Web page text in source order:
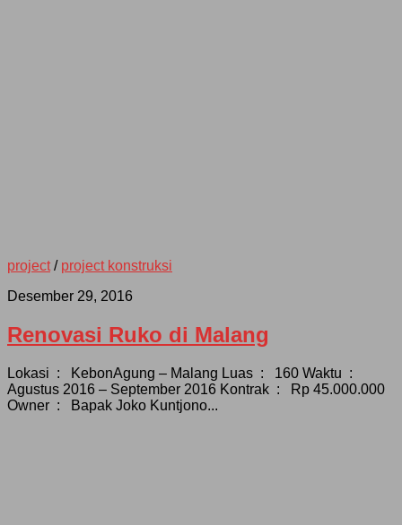
project / project konstruksi
Desember 29, 2016
Renovasi Ruko di Malang
Lokasi : KebonAgung – Malang Luas : 160 Waktu :
Agustus 2016 – September 2016 Kontrak : Rp 45.000.000
Owner : Bapak Joko Kuntjono...